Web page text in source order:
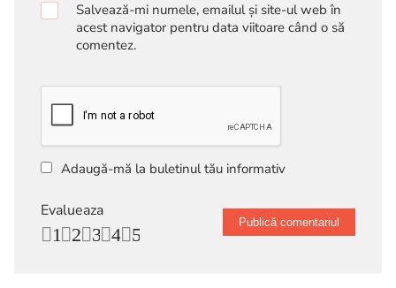
Salvează-mi numele, emailul și site-ul web în
acest navigator pentru data viitoare când o să
comentez.
Adaugă-mă la buletinul tău informativ
Evalueaza
5
4
3
2
1